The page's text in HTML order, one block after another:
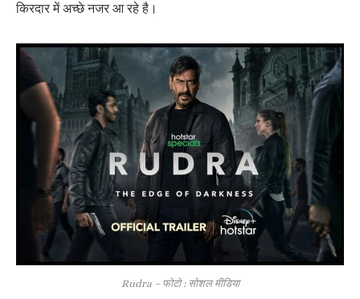
किरदार में अच्छे नजर आ रहे है।
Rudra – फोटो : सोशल मीडिया